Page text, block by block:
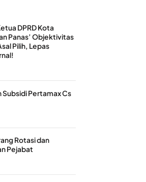
DPRD Kota
Panas’ Objektivitas
Pilih, Lepas
Subsidi Pertamax Cs
Rotasi dan
Pejabat